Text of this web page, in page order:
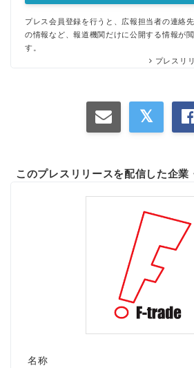
プレス会員登録を行うと、広報担当者の連絡
の情報など、報道機関だけに公開する情報が
す。
プレスリ
このプレスリリースを配信した企業
名称